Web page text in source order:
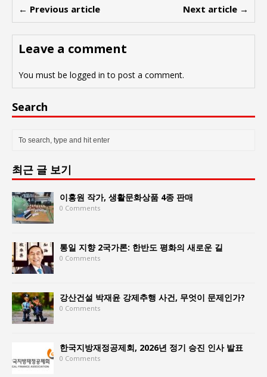
← Previous article Next article →
Leave a comment
You must be logged in to post a comment.
Search
최근 글 보기
이홍원 작가, 생활문화상품 4종 판매
0 Comments
통일 지향 2국가론: 한반도 평화의 새로운 길
0 Comments
강산건설 박재윤 강제추행 사건, 무엇이 문제인가?
0 Comments
한국지방재정공제회, 2026년 정기 승진 인사 발표
0 Comments